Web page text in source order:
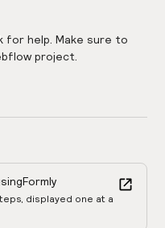
for help. Make sure to
project.
Formly
displayed one at a